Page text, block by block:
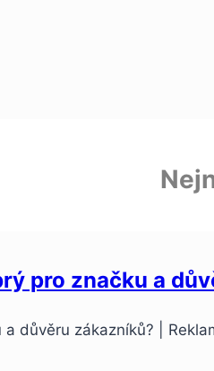
pro značku a
důvěru zákazníků? |